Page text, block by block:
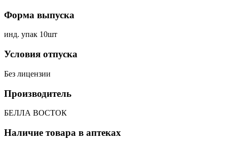
Форма выпуска
инд. упак 10шт
Условия отпуска
Без лицензии
Производитель
БЕЛЛА ВОСТОК
Наличие товара в аптеках